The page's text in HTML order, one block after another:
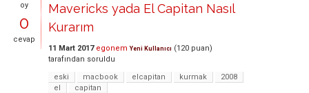
oy
0
cevap
Mavericks yada El Capitan Nasıl
Kurarım
11 Mart 2017 egonem Yeni Kullanıcı (120 puan)
tarafından soruldu
eski
macbook elcapitan kurmak
2008
el
capitan